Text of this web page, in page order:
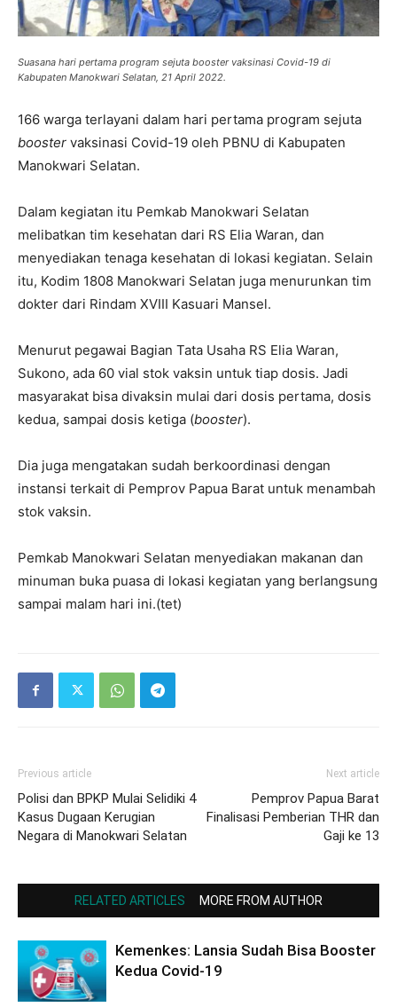
Suasana hari pertama program sejuta booster vaksinasi Covid-19 di
Kabupaten Manokwari Selatan, 21 April 2022.
166 warga terlayani dalam hari pertama program sejuta
booster vaksinasi Covid-19 oleh PBNU di Kabupaten
Manokwari Selatan.
Dalam kegiatan itu Pemkab Manokwari Selatan
melibatkan tim kesehatan dari RS Elia Waran, dan
menyediakan tenaga kesehatan di lokasi kegiatan. Selain
itu, Kodim 1808 Manokwari Selatan juga menurunkan tim
dokter dari Rindam XVIII Kasuari Mansel.
Menurut pegawai Bagian Tata Usaha RS Elia Waran,
Sukono, ada 60 vial stok vaksin untuk tiap dosis. Jadi
masyarakat bisa divaksin mulai dari dosis pertama, dosis
kedua, sampai dosis ketiga (booster).
Dia juga mengatakan sudah berkoordinasi dengan
instansi terkait di Pemprov Papua Barat untuk menambah
stok vaksin.
Pemkab Manokwari Selatan menyediakan makanan dan
minuman buka puasa di lokasi kegiatan yang berlangsung
sampai malam hari ini.(tet)
Previous article
Polisi dan BPKP Mulai Selidiki 4
Kasus Dugaan Kerugian
Negara di Manokwari Selatan
Next article
Pemprov Papua Barat
Finalisasi Pemberian THR dan
Gaji ke 13
RELATED ARTICLES MORE FROM AUTHOR
Kemenkes: Lansia Sudah Bisa Booster
Kedua Covid-19